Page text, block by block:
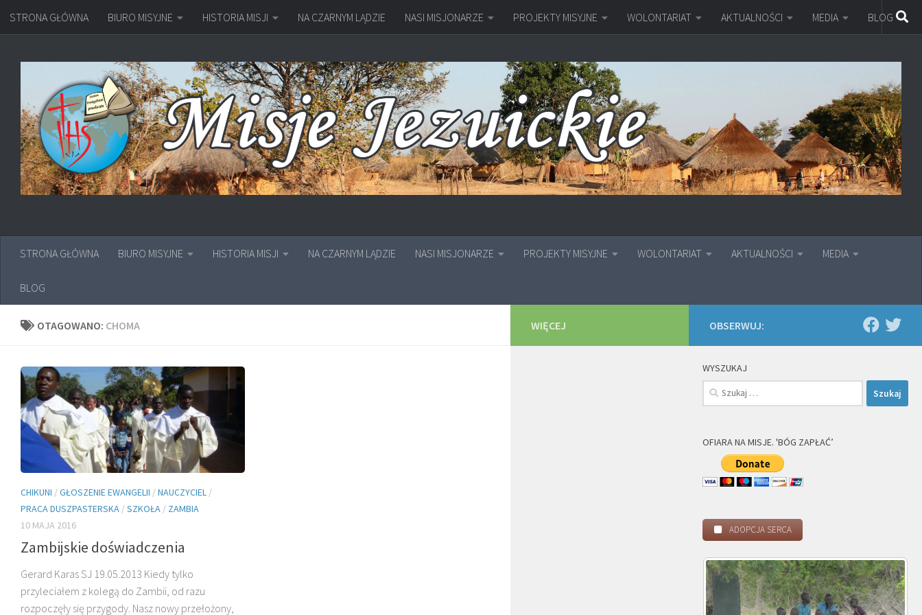
Przejdź do treści
STRONA GŁÓWNA BIURO MISYJNE HISTORIA MISJI NA CZARNYM LĄDZIE NASI MISJONARZE PROJEKTY MISYJNE WOLONTARIAT AKTUALNOŚCI MEDIA BLOG
STRONA GŁÓWNA BIURO MISYJNE HISTORIA MISJI NA CZARNYM LĄDZIE NASI MISJONARZE PROJEKTY MISYJNE WOLONTARIAT AKTUALNOŚCI MEDIA
BLOG
OTAGOWANO: CHOMA
CHIKUNI /GŁOSZENIE EWANGELII /NAUCZYCIEL /
PRACA DUSZPASTERSKA /SZKOŁA / ZAMBIA
10 MAJA 2016
Zambijskie doświadczenia
Gerard Karas SJ 19.05.2013 Kiedy tylko
przyleciałem z kolegą do Zambii, od razu
rozpoczęły się przygody. Nasz nowy prze­łożony,
OBSERWUJ:
WYSZUKAJ
Szukaj:
OFIARA NA MISJE. 'BÓG ZAPŁAĆ’
ADOPCJA SERCA
WIĘCEJ